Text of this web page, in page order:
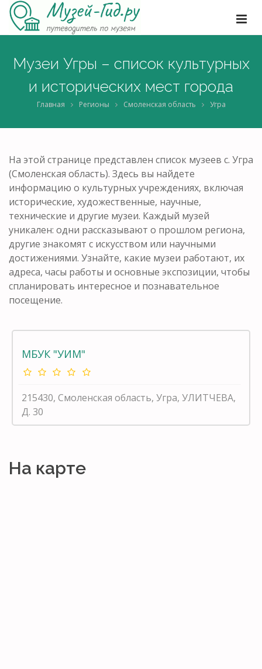
Музеи Угры – список культурных
и исторических мест города
Главная Регионы Смоленская область Угра
На этой странице представлен список музеев с. Угра
(Смоленская область). Здесь вы найдете
информацию о культурных учреждениях, включая
исторические, художественные, научные,
технические и другие музеи. Каждый музей
уникален: одни рассказывают о прошлом региона,
другие знакомят с искусством или научными
достижениями. Узнайте, какие музеи работают, их
адреса, часы работы и основные экспозиции, чтобы
спланировать интересное и познавательное
посещение.
МБУК "УИМ"
215430, Смоленская область, Угра, УЛИТЧЕВА,
Д. 30
На карте